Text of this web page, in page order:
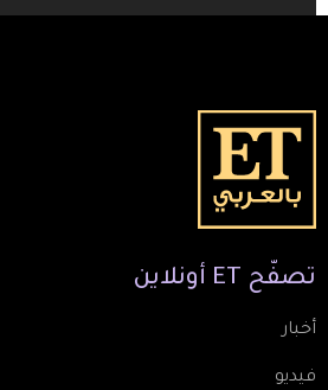
تصفّح ET أونلاين
أخبار
فيديو